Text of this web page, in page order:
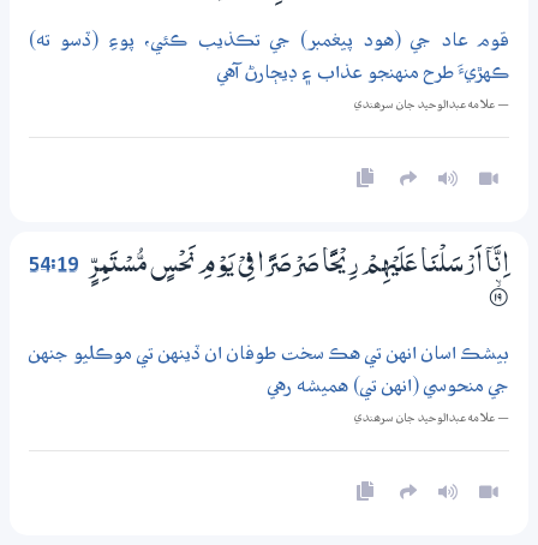
قوم عاد جي (هود پيغمبر) جي تڪذيب ڪئي، پوءِ (ڏسو ته)
ڪهڙيءَ طرح منهنجو عذاب ۽ ڊيڄارڻ آهي
— علامه عبدالوحيد جان سرھندي
54:19
اِنَّآ اَرْسَلْنَا عَلَيْهِمْ رِيْحًا صَرْصَرًا فِيْ يَوْمِ نَحْسٍ مُّسْتَمِرٍّ
۝ۙ19
بيشڪ اسان انهن تي هڪ سخت طوفان ان ڏينهن تي موڪليو جنهن
جي منحوسي (انهن تي) هميشه رهي
— علامه عبدالوحيد جان سرھندي